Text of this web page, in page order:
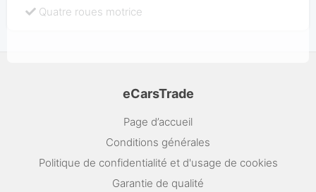
Quatre roues motrice
eCarsTrade
Page d’accueil
Conditions générales
Politique de confidentialité et d'usage de cookies
Garantie de qualité